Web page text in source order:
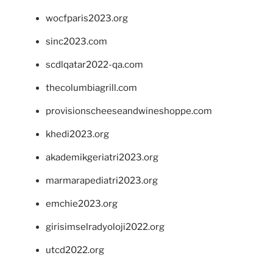
wocfparis2023.org
sinc2023.com
scdlqatar2022-qa.com
thecolumbiagrill.com
provisionscheeseandwineshoppe.com
khedi2023.org
akademikgeriatri2023.org
marmarapediatri2023.org
emchie2023.org
girisimselradyoloji2022.org
utcd2022.org